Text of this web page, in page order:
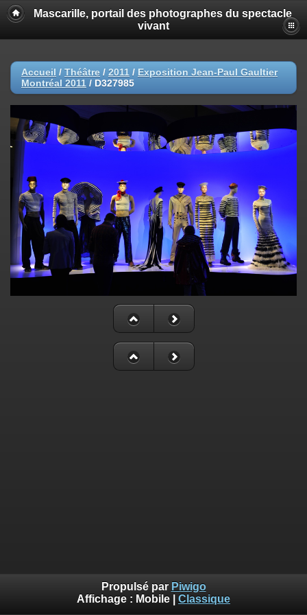
Mascarille, portail des photographes du spectacle
vivant
Accueil / Théâtre / 2011 / Exposition Jean-Paul Gaultier
Montréal 2011 / D327985
Propulsé par Piwigo
Affichage : Mobile Classique